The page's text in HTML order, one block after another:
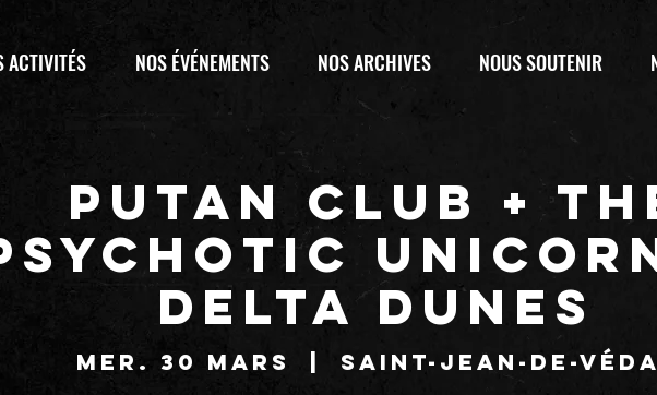
ACTIVITÉS NOS ÉVÉNEMENTS NOS ARCHIVES NOUS SOUTENIR
PUTAN CLUB +
DELTA DUNES
mer. 30 mars Saint-Jean-de-